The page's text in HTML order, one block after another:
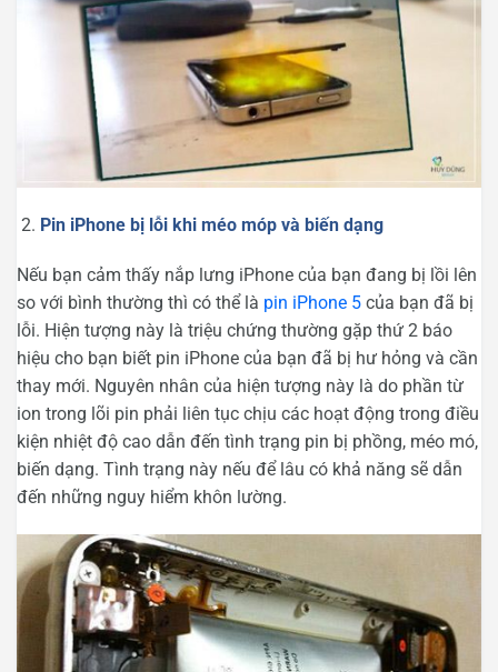
Pin iPhone bị lỗi khi méo móp và biến dạng
Nếu bạn cảm thấy nắp lưng iPhone của bạn đang bị lồi lên
so với bình thường thì có thể là pin iPhone 5 của bạn đã bị
lỗi. Hiện tượng này là triệu chứng thường gặp thứ 2 báo
hiệu cho bạn biết pin iPhone của bạn đã bị hư hỏng và cần
thay mới. Nguyên nhân của hiện tượng này là do phần từ
ion trong lõi pin phải liên tục chịu các hoạt động trong điều
kiện nhiệt độ cao dẫn đến tình trạng pin bị phồng, méo mó,
biến dạng. Tình trạng này nếu để lâu có khả năng sẽ dẫn
đến những nguy hiểm khôn lường.